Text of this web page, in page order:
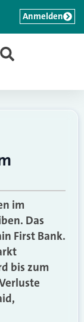
Anmelden
im
Das
First Bank.
bis zum